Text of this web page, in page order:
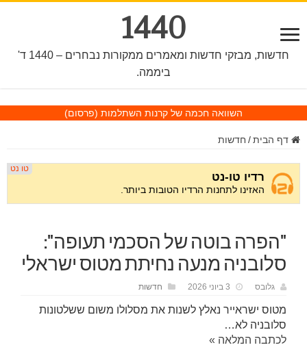
1440
חדשות, מבזקי חדשות ומאמרים ממקורות נבחרים – 1440 ד'
ביממה.
השוואה חכמה של קרנות השתלמות (פרסום)
דף הבית / חדשות
"הפרה בוטה של הסכמי תעופה":
סלובניה מנעה נחיתת מטוס ישראלי
גלובס 3 ביוני 2026 חדשות
מטוס ישראייר נאלץ לשנות את מסלולו משום ששלטונות
סלובניה לא…
לכתבה המלאה »